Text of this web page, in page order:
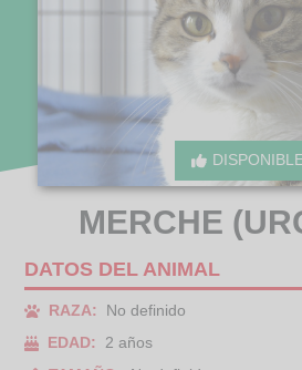
MERCHE
DATOS DEL ANIMAL
RAZA:
No definido
EDAD:
2 años